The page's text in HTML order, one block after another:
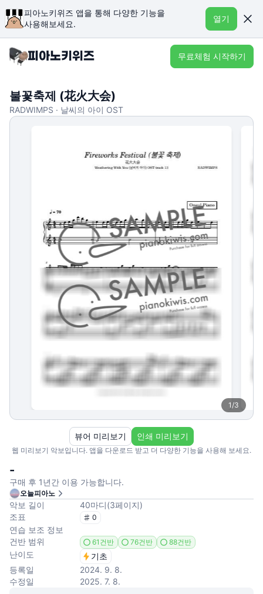
피아노키위즈 앱을 통해 다양한 기능을
사용해보세요.
열기
무료체험 시작하기
불꽃축제 (花火大会)
RADWIMPS · 날씨의 아이 OST
1/3
웹 미리보기 악보입니다. 앱을 다운로드 받고 더 다양한 기능을 사용해 보세요.
뷰어 미리보기 인쇄 미리보기
-
구매 후 1년간 이용 가능합니다.
오늘피아노
악보 길이 40마디(3페이지)
조표
0
연습 보조 정보
건반 범위
61건반 76건반 88건반
난이도
기초
등록일
2024. 9. 8.
수정일
2025. 7. 8.